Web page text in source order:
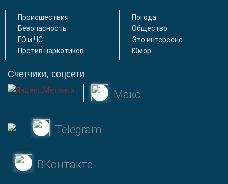
Происшествия
Безопасность
ГО и ЧС
Против наркотиков
Погода
Общество
Это интересно
Юмор
Счетчики, соцсети
Макс
Telegram
ВКонтакте